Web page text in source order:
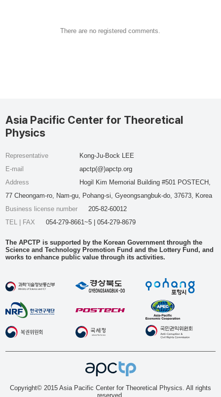
There are no registered comments.
Asia Pacific Center for Theoretical
Physics
Representative
Kong-Ju-Bock LEE
E-mail
apctp(@)apctp.org
Address
Hogil Kim Memorial Building #501 POSTECH,
77 Cheongam-ro, Nam-gu, Pohang-si, Gyeongsangbuk-do, 37673, Korea
Business license number
205-82-60012
TEL | FAX
054-279-8661~5 | 054-279-8679
The APCTP is supported by the Korean Government through the
Science and Technology Promotion Fund and the Lottery Fund, and
works to enhance public value through its activities.
Copyright© 2015 Asia Pacific Center for Theoretical Physics. All rights
reserved.